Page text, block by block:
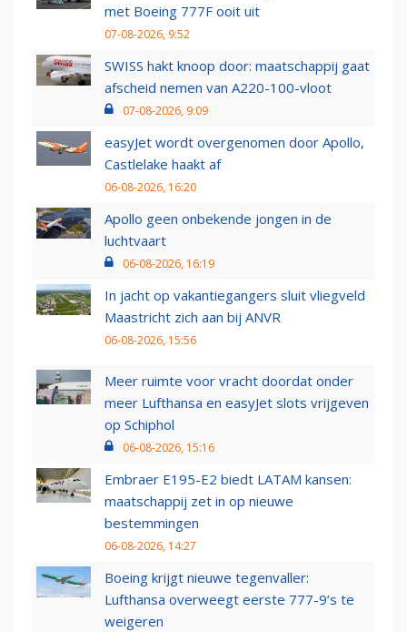
met Boeing 777F ooit uit
07-08-2026, 9:52
SWISS hakt knoop door: maatschappij gaat
afscheid nemen van A220-100-vloot
07-08-2026, 9:09
easyJet wordt overgenomen door Apollo,
Castlelake haakt af
06-08-2026, 16:20
Apollo geen onbekende jongen in de
luchtvaart
06-08-2026, 16:19
In jacht op vakantiegangers sluit vliegveld
Maastricht zich aan bij ANVR
06-08-2026, 15:56
Meer ruimte voor vracht doordat onder
meer Lufthansa en easyJet slots vrijgeven
op Schiphol
06-08-2026, 15:16
Embraer E195-E2 biedt LATAM kansen:
maatschappij zet in op nieuwe
bestemmingen
06-08-2026, 14:27
Boeing krijgt nieuwe tegenvaller:
Lufthansa overweegt eerste 777-9’s te
weigeren